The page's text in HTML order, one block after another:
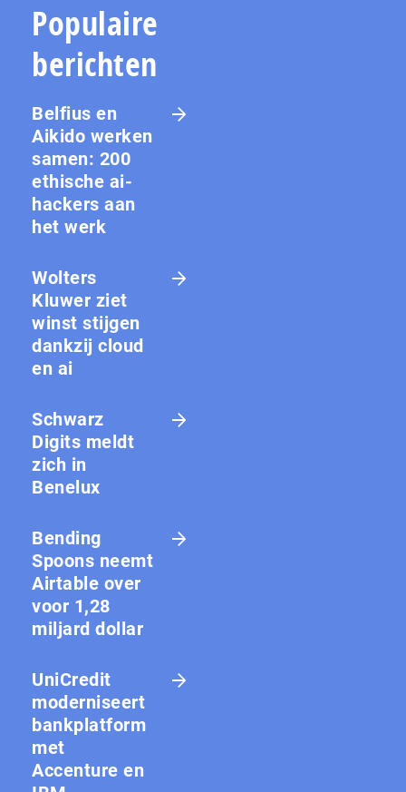
Populaire
berichten
Belfius en
Aikido werken
samen: 200
ethische ai-
hackers aan
het werk
Wolters
Kluwer ziet
winst stijgen
dankzij cloud
en ai
Schwarz
Digits meldt
zich in
Benelux
Bending
Spoons neemt
Airtable over
voor 1,28
miljard dollar
UniCredit
moderniseert
bankplatform
met
Accenture en